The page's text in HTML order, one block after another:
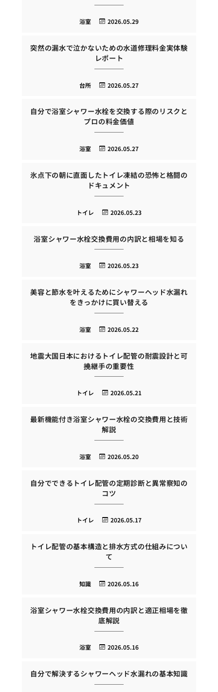
2026.05.29
浴室
突然の漏水で泣かないための水道修理料金実体験
レポート
2026.05.27
台所
自分で浴室シャワー水栓を交換する際のリスクと
プロの料金価値
2026.05.27
浴室
氷点下の朝に直面したトイレ凍結の恐怖と格闘の
ドキュメント
2026.05.23
トイレ
浴室シャワー水栓交換費用の内訳と相場を知る
2026.05.23
浴室
美容と節水を叶えるためにシャワーヘッド水漏れ
をきっかけに買い替える
2026.05.22
浴室
地震大国日本におけるトイレ配管の耐震設計と可
撓継手の重要性
2026.05.21
トイレ
最新機能付き浴室シャワー水栓の交換費用と技術
解説
2026.05.20
浴室
自分でできるトイレ配管の定期診断と異常察知の
コツ
2026.05.17
トイレ
トイレ配管の基本構造と排水方式の仕組みについ
て
2026.05.16
知識
浴室シャワー水栓交換費用の内訳と適正相場を徹
底解説
2026.05.16
浴室
自分で解決するシャワーヘッド水漏れの基本知識